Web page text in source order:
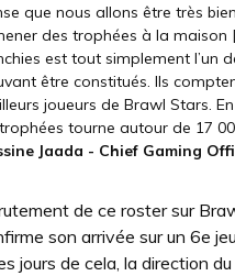
que nous allons être très
des trophées à la maison
est tout simplement l’un
être constitués. Ils
joueurs de Brawl Stars.
tourne autour de 17
Jaada - Chief Gaming
de ce roster sur
son arrivée sur un 6e
jours de cela, la direction